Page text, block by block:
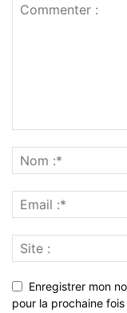
Enregistrer mon
pour la prochaine